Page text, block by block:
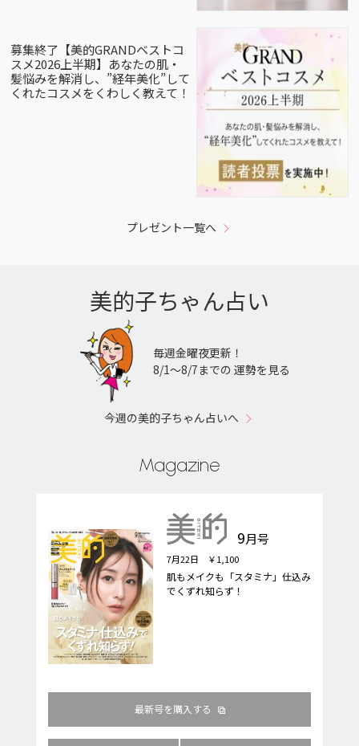
募集終了【美的GRANDベストコ
スメ2026上半期】あなたの肌・
髪悩みを解消し、”経年美化”して
くれたコスメをくわしく教えて！
プレゼント一覧へ
美的子ちゃん占い
毎週金曜夜更新！
8/1〜8/7までの 運勢を見る
今週の美的子ちゃん占いへ
Magazine
9月号
7月22日 ￥1,100
肌もメイクも「スタミナ」仕込み
でくずれ知らず！
最新号を購入する